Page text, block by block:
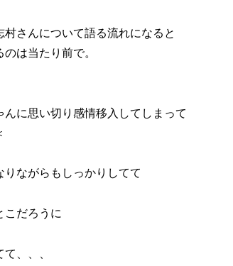
村さんについて語る流れになると
は当たり前で。
に思い切り感情移入してしまって
ながらもしっかりしてて
こだろうに
、、、